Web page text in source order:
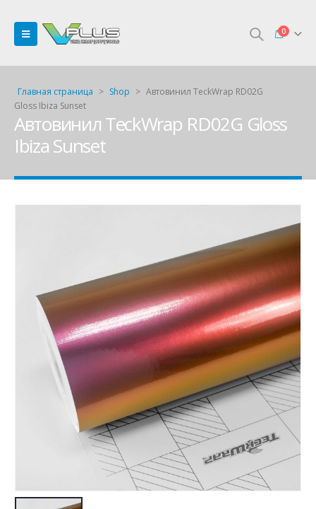
0
Главная страница > Shop > Автовинил TeckWrap RD02G
Gloss Ibiza Sunset
Автовинил TeckWrap RD02G Gloss
Ibiza Sunset